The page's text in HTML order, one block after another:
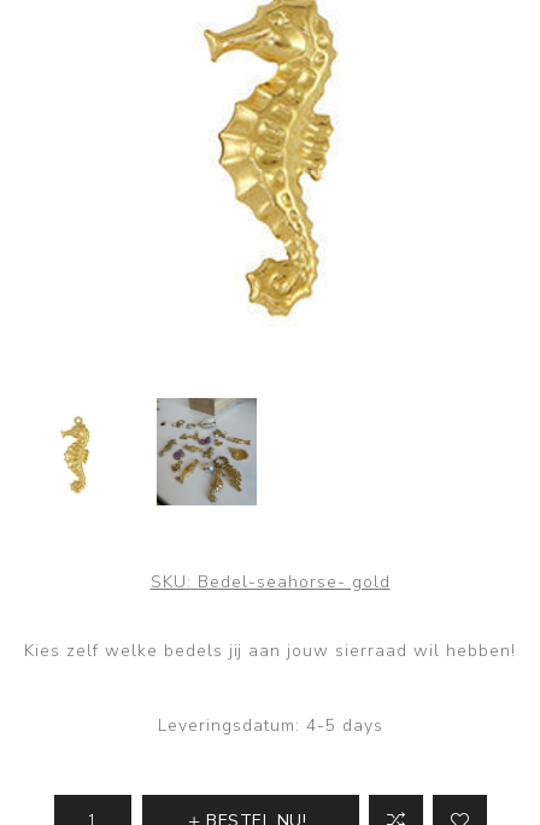
SKU: Bedel-seahorse- gold
Kies zelf welke bedels jij aan jouw sierraad wil hebben!
Leveringsdatum: 4-5 days